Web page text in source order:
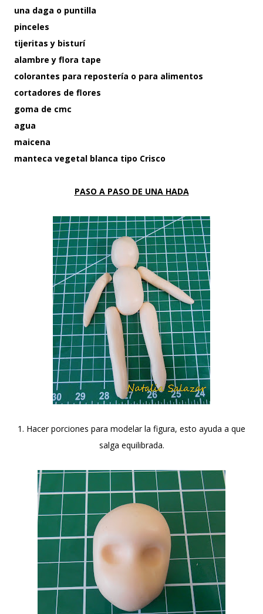
una daga o puntilla
pinceles
tijeritas y bisturí
alambre y flora tape
colorantes para repostería o para alimentos
cortadores de flores
goma de cmc
agua
maicena
manteca vegetal blanca tipo Crisco
PASO A PASO DE UNA HADA
1. Hacer porciones para modelar la figura, esto ayuda a que
salga equilibrada.